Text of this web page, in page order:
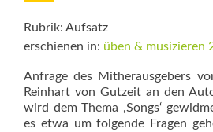
Rubrik: Aufsatz
erschienen in: üben & musizieren
Anfrage des Mitherausgebers
Reinhart von Gutzeit an den
wird dem Thema ,Songs‘
es etwa um folgende Fragen